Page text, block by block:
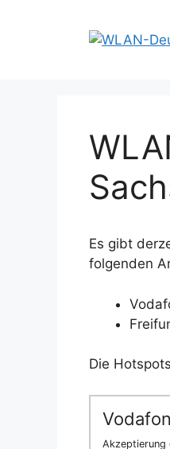
Es gibt
folgenden
Die
Akzeptierung